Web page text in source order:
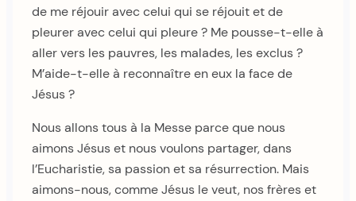
de me réjouir avec celui qui se réjouit et de
pleurer avec celui qui pleure ? Me pousse-t-elle à
aller vers les pauvres, les malades, les exclus ?
M’aide-t-elle à reconnaître en eux la face de
Jésus ?
Nous allons tous à la Messe parce que nous
aimons Jésus et nous voulons partager, dans
l’Eucharistie, sa passion et sa résurrection. Mais
aimons-nous, comme Jésus le veut, nos frères et